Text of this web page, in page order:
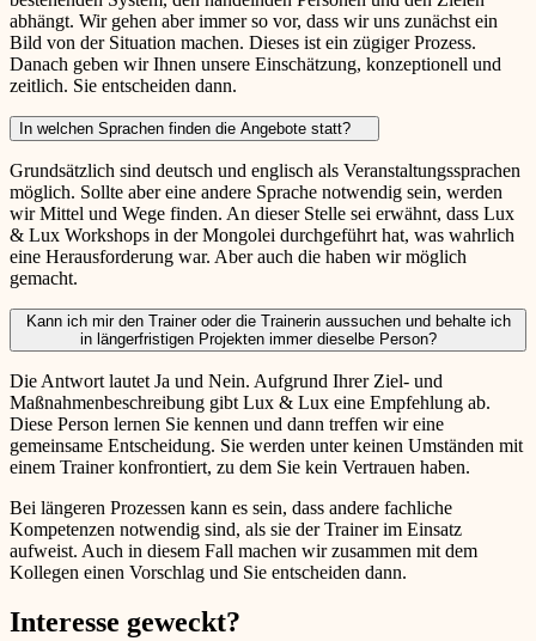
abhängt. Wir gehen aber immer so vor, dass wir uns zunächst ein
Bild von der Situation machen. Dieses ist ein zügiger Prozess.
Danach geben wir Ihnen unsere Einschätzung, konzeptionell und
zeitlich. Sie entscheiden dann.
In welchen Sprachen finden die Angebote statt?
Grundsätzlich sind deutsch und englisch als Veranstaltungssprachen
möglich. Sollte aber eine andere Sprache notwendig sein, werden
wir Mittel und Wege finden. An dieser Stelle sei erwähnt, dass Lux
& Lux Workshops in der Mongolei durchgeführt hat, was wahrlich
eine Herausforderung war. Aber auch die haben wir möglich
gemacht.
Kann ich mir den Trainer oder die Trainerin aussuchen und behalte ich
in längerfristigen Projekten immer dieselbe Person?
Die Antwort lautet Ja und Nein. Aufgrund Ihrer Ziel- und
Maßnahmenbeschreibung gibt Lux & Lux eine Empfehlung ab.
Diese Person lernen Sie kennen und dann treffen wir eine
gemeinsame Entscheidung. Sie werden unter keinen Umständen mit
einem Trainer konfrontiert, zu dem Sie kein Vertrauen haben.
Bei längeren Prozessen kann es sein, dass andere fachliche
Kompetenzen notwendig sind, als sie der Trainer im Einsatz
aufweist. Auch in diesem Fall machen wir zusammen mit dem
Kollegen einen Vorschlag und Sie entscheiden dann.
Interesse geweckt?